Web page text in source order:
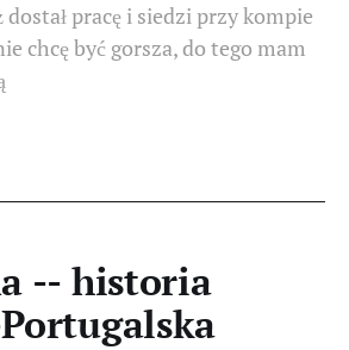
pracę i siedzi przy kompie
chcę być gorsza, do tego mam
-- historia